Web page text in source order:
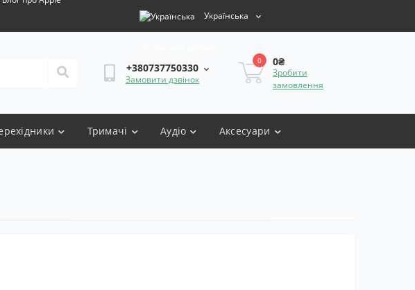
Українська
+380737750330
Замовити дзвінок
0 0₴
Зробити
замовлення
Тримачі Аудіо Аксесуари